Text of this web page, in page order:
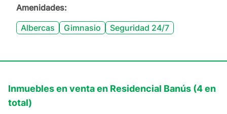
Amenidades:
Albercas
Gimnasio Seguridad 24/7
Inmuebles enventaen Residencial Banús (4en
total)